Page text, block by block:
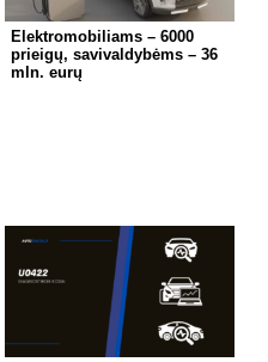
Elektromobiliams – 6000
prieigų, savivaldybėms – 36
mln. eurų